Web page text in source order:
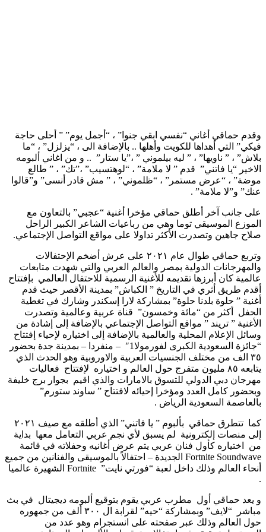
وقدم حماقي أغاني “نفسي ابقي جنوا” ، “أجمل يوم” ” أحلى حاجة
فيكي” التي أهداها للكويت وأهلها .. بالإضافة الى ، “يزلزل” ، “ما
بلاش” ، ” ناويها” ، ” ليه بيلموني ” ،”يا ستار” .. و من اغاني ألبومه
الاخير “يا فاتني” قدم ” لا ملامة” ، “لوهتسيب” ،”تك” ، ” طالع
موضة” ، “عرض مستمر” ، “ظلموني” ، ” مش قادر أنسى” و”قالوا
عنك” و”لا ملامة” .
على جانب آخر أطلق حماقي مؤخرا أغنية “عجبي” بالتعاون مع
الموزع الموسيقي توما وهي من رباعيات الشاعر الكبير الراحل
صلاح جاهين وتصدرت الأكثر تداولا على مواقع التواصل الإجتماعي.
وتربع حماقي طوال عام ٢٠٢١ على عرش أضخم الإحتفالات
والمهرجانات الدولية بمصر والعالم العربي والتي شهدت متابعات
عالمية كان أبرزها تقديمه للأغنية الرسمية للاحتفال العالمي بإفتتاح
أقدم طريق أثري في التاريخ ” الكباش” بمدينة الأقصر حيث قدم
أغنية ” حلوة بلدنا حلوة” بمشاركة لارا إسكندر وشارك في تغطية
الحفل أكثر من “مائة وخمسون” قناة عربية وعالمية وتصدرت
الأغنية ” تريند ” مواقع التواصل الإجتماعي بالإضافة إلى إشادة من
وسائل الإعلام المحلية والعالمية بالإضافة إلى اختياره لإحياء إفتتاح
“جائزة السعودية الكبرى لفورمولا1″ – منفردا – بمدينة جدة بحضور
٣٥ الف من مختلف الجنسيات العربية والاوروبية وهو الحدث الذي
يتابعه ٨٥ مليون متفرج حول العالم و اختياره لإفتتاح فعاليات
مهرجان دبي الدولي للتسوق بالامارات والذي اقيم بجوار برج خليفة
وبحضور كامل العدد ومؤخرا إحيائه لافتتاح ” ساوند ستورم”
بالعاصمة السعودية الرياض .
كما تتطرق حماقي بألبوم ” يا فاتني” الذي أطلقه مع صيف ٢٠٢١
إلى منصات إلكترونية لم يسبق لأي نجم عربي التعامل معها بداية
من اختياره كأول فنان عربي يتم عرض أغانيه وحفلاته في قائمة
Fortnite Soundwave الجديدة – احتفالاً بالموسيقى والفنانين من جميع
أنحاء العالم وذلك داخل لعبة “فورتي نايت” Fortnite الشهيرة عالميا
.
و يعد حماقي أول مطرب عربي يقوم بتوقيع ألبومه ديجيتال في بث
مباشر “لايف” وبمشاركة “حيه” لقرابة ال ٣٠٠ ألف من جمهوره
حول العالم وذلك عبر صفحته على انستجرام وهو عدد من